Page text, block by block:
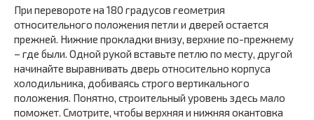
При перевороте на 180 градусов геометрия
относительного положения петли и дверей остается
прежней. Нижние прокладки внизу, верхние по-прежнему
– где были. Одной рукой вставьте петлю по месту, другой
начинайте выравнивать дверь относительно корпуса
холодильника, добиваясь строго вертикального
положения. Понятно, строительный уровень здесь мало
поможет. Смотрите, чтобы верхняя и нижняя окантовка